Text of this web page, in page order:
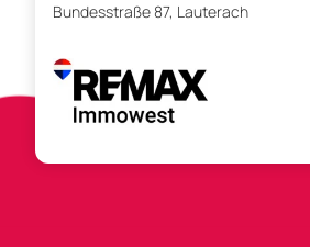
Bundesstraße 87, Lauterach